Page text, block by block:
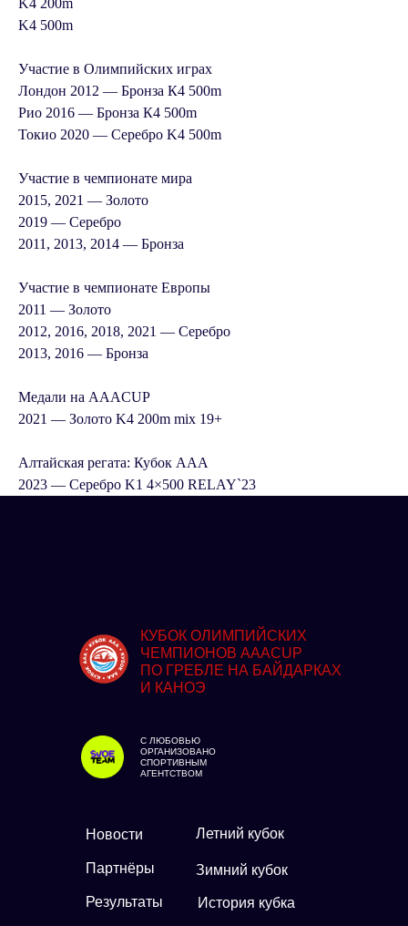
K4 200m
K4 500m
Участие в Олимпийских играх
Лондон 2012 — Бронза К4 500m
Рио 2016 — Бронза К4 500m
Токио 2020 — Серебро K4 500m
Участие в чемпионате мира
2015, 2021 — Золото
2019 — Серебро
2011, 2013, 2014 — Бронза
Участие в чемпионате Европы
2011 — Золото
2012, 2016, 2018, 2021 — Серебро
2013, 2016 — Бронза
Медали на AAACUP
2021 — Золото K4 200m mix 19+
Алтайская регата: Кубок AAA
2023 — Серебро K1 4×500 RELAY`23
КУБОК ОЛИМПИЙСКИХ
ЧЕМПИОНОВ AAACUP
ПО ГРЕБЛЕ НА БАЙДАРКАХ
И КАНОЭ
С ЛЮБОВЬЮ
ОРГАНИЗОВАНО
СПОРТИВНЫМ
АГЕНТСТВОМ
Новости
Партнёры
Результаты
Летний кубок
Зимний кубок
История кубка